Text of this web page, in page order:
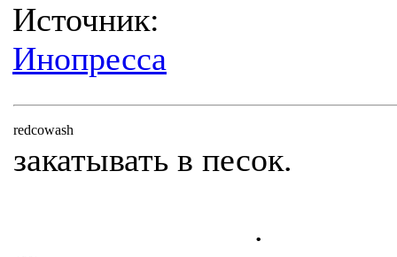
Источник:
Инопресса
redcowash
закатывать в песок.
.